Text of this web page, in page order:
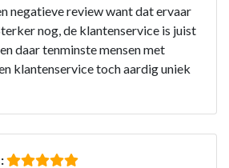
negatieve review want dat ervaar
nog, de klantenservice is juist
daar tenminste mensen met
klantenservice toch aardig uniek